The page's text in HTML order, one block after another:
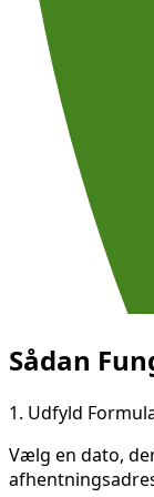
Sådan
1. Udfyld
Vælg en dato,